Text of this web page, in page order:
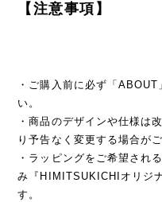
【注意事項】
・ご購入前に必ず「
い。
・商品のデザインや仕様は
り予告なく変更する場合がご
・ラッピングをご希望され
み『HIMITSUKICHIオリジ
す。